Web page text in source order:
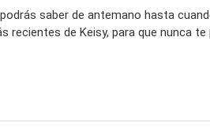
saber de antemano hasta
de Keisy, para que nunca te